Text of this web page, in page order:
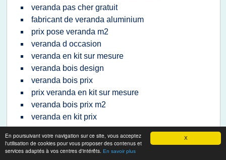
X
En poursuivant votre navigation sur ce site, vous acceptez
l'utilisation de cookies pour vous proposer des contenus et
services adaptés à vos centres d'intérêts. En savoir plus
veranda pas cher gratuit
fabricant de veranda aluminium
prix pose veranda m2
veranda d occasion
veranda en kit sur mesure
veranda bois design
veranda bois prix
prix veranda en kit sur mesure
veranda bois prix m2
veranda en kit prix
Accueil|Mentions légales| Conditions générales